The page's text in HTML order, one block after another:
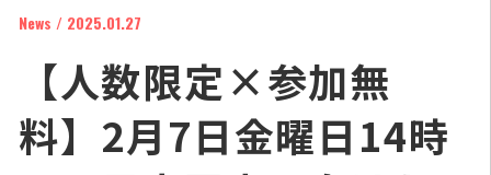
News / 2025.01.27
【人数限定×参加無
料】2月7日金曜日14時